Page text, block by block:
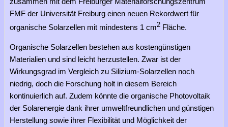
FMF der Universität Freiburg einen neuen Rekordwert für
organische Solarzellen mit mindestens 1 cm2 Fläche.
Organische Solarzellen bestehen aus kostengünstigen
Materialien und sind leicht herzustellen. Zwar ist der
Wirkungsgrad im Vergleich zu Silizium-Solarzellen noch
niedrig, doch die Forschung holt in diesem Bereich
kontinuierlich auf. Zudem könnte die organische Photovoltaik
der Solarenergie dank ihrer umweltfreundlichen und günstigen
Herstellung sowie ihrer Flexibilität und Möglichkeit der